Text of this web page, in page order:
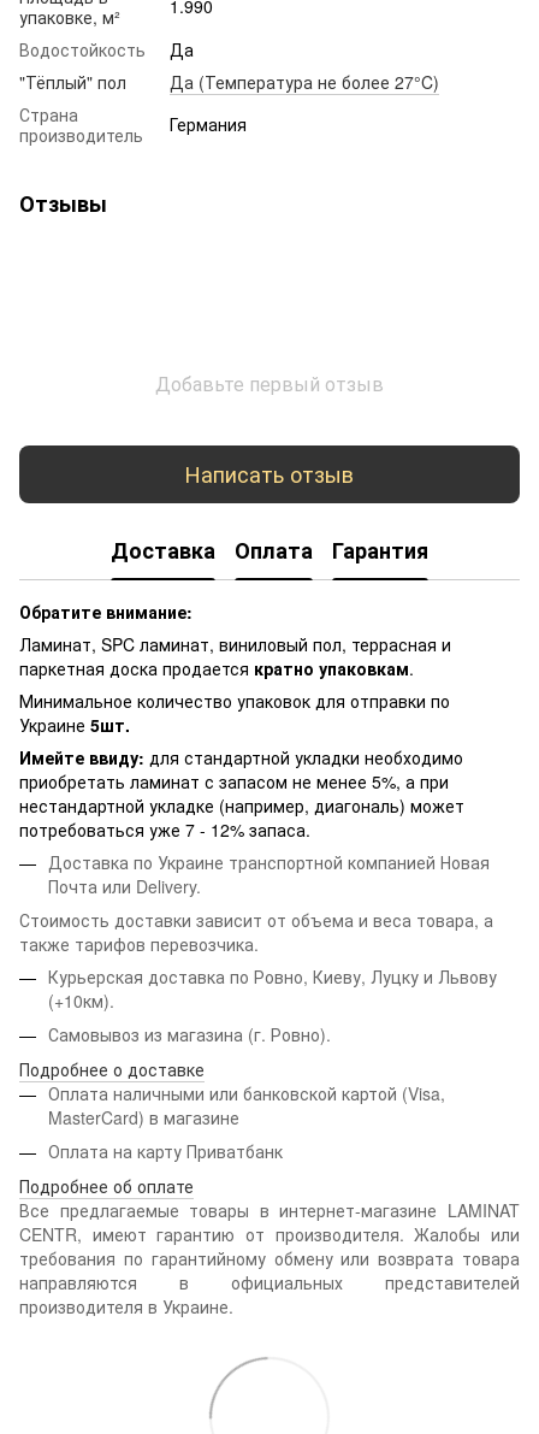
упаковке, м²
1.990
Водостойкость
Да
"Тёплый" пол
Да (Температура не более 27°C)
Страна
производитель
Германия
Отзывы
Добавьте первый отзыв
Написать отзыв
Доставка Оплата Гарантия
Обратите внимание:
Ламинат, SPC ламинат, виниловый пол, террасная и
паркетная доска продается кратно упаковкам.
Минимальное количество упаковок для отправки по
Украине 5шт.
Имейте ввиду: для стандартной укладки необходимо
приобретать ламинат с запасом не менее 5%, а при
нестандартной укладке (например, диагональ) может
потребоваться уже 7 - 12% запаса.
Доставка по Украине транспортной компанией Новая
Почта или Delivery.
Стоимость доставки зависит от объема и веса товара, а
также тарифов перевозчика.
Курьерская доставка по Ровно, Киеву, Луцку и Львову
(+10км).
Самовывоз из магазина (г. Ровно).
Подробнее о доставке
Оплата наличными или банковской картой (Visa,
MasterCard) в магазине
Оплата на карту Приватбанк
Подробнее об оплате
Все предлагаемые товары в интернет-магазине LAMINAT
CENTR, имеют гарантию от производителя. Жалобы или
требования по гарантийному обмену или возврата товара
направляются в официальных представителей
производителя в Украине.